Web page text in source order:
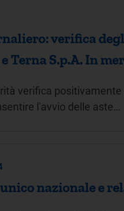
verifica
Terna S.p.A. In
verifica
l'avvio delle aste…
nazionale e